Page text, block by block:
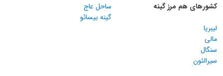
کشورهای هم مرز گینه
ساحل عاج
گینه بیسائو
لیبریا
مالی
سنگال
سیرالئون